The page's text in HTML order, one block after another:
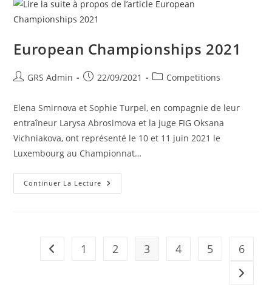
European Championships 2021
GRS Admin 22/09/2021 Competitions
Elena Smirnova et Sophie Turpel, en compagnie de leur
entraîneur Larysa Abrosimova et la juge FIG Oksana
Vichniakova, ont représenté le 10 et 11 juin 2021 le
Luxembourg au Championnat…
Continuer La Lecture
1 2 3 4 5 6